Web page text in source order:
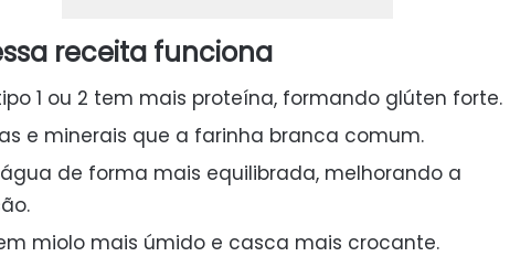
receita funciona
1 ou 2 tem mais proteína, formando glúten forte.
e minerais que a farinha branca comum.
de forma mais equilibrada, melhorando a
miolo mais úmido e casca mais crocante.